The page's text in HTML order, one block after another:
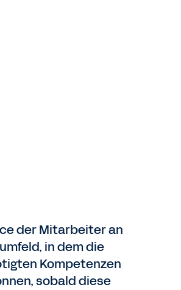
der Mitarbeiter an
in dem die
Kompetenzen
sobald diese